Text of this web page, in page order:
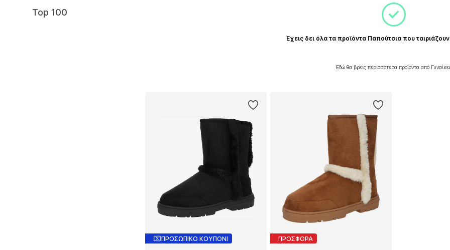
Top 100
Έχεις δει όλα τα προϊόντα Παπούτσια που
Εδώ θα βρεις περισσότερα προϊόντα από
ΠΡΟΣΩΠΙΚΟ ΚΟΥΠΟΝΙ ΠΡΟΣΦΟΡΑ